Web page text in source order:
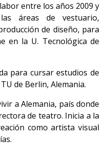
entre los años 2009 y
áreas de vestuario,
de diseño, para
en la U. Tecnológica de
para cursar estudios de
de Berlin, Alemania.
a Alemania, país donde
de teatro. Inicia a la
como artista visual